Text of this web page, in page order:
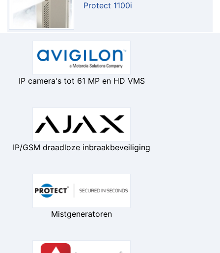
Protect 1100i
IP camera's tot 61 MP en HD VMS
IP/GSM draadloze inbraakbeveiliging
Mistgeneratoren